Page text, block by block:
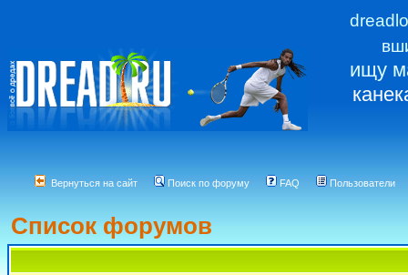
ищу
Вернуться на сайт Поиск по форуму FAQ Пользователи
Список форумов